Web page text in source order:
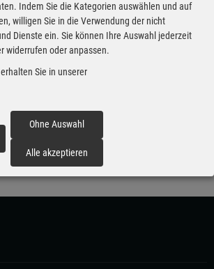
(53) wird zum 1. Juli
von BMW. Er übernimmt von Klaus Fröhlich,
Ruhestand geht. Frank Weber startete
Gesamtfahrzeug und verantwortet heute
und Oberklasse-BMW. Zuvor war der
bei anderen Automobilherstellern
Funktionen überwiegend in der
deg)
Indem Sie die Kategorien auswählen und auf
willigen Sie in die Verwendung der nicht
Dienste ein. Sie können Ihre Auswahl jederzeit
widerrufen oder anpassen.
Sie in unserer
Ohne Auswahl
Alle akzeptieren